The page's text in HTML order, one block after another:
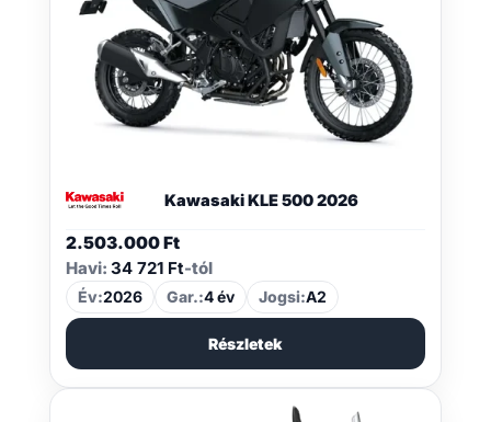
Kawasaki KLE 500 2026
2.503.000Ft
Havi: 34 721 Ft-tól
Év:2026 Gar.:4 év Jogsi:A2
Részletek